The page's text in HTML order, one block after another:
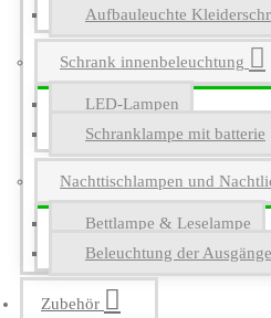
Aufbauleuchte
Schrank innenbeleuchtung
LED-Lampen
Schranklampe mit batterie
Nachttischlampen und
Bettlampe & Leselampe
Beleuchtung der Ausgänge
Zubehör